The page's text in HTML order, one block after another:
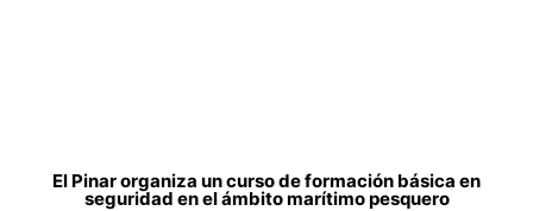
El Pinar organiza un curso de formación básica en
seguridad en el ámbito marítimo pesquero